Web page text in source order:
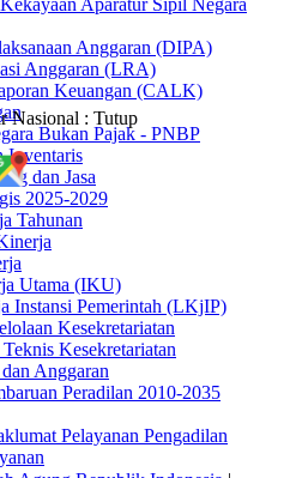
Aparatur Sipil Negara
Anggaran (DIPA)
Anggaran (LRA)
Keuangan (CALK)
Bukan Pajak - PNBP
Inventaris
dan Jasa
2025-2029
Tahunan
Utama (IKU)
Instansi Pemerintah (LKjIP)
Kesekretariatan
Kesekretariatan
Anggaran
Peradilan 2010-2035
Pelayanan Pengadilan
Nasional : Tutup